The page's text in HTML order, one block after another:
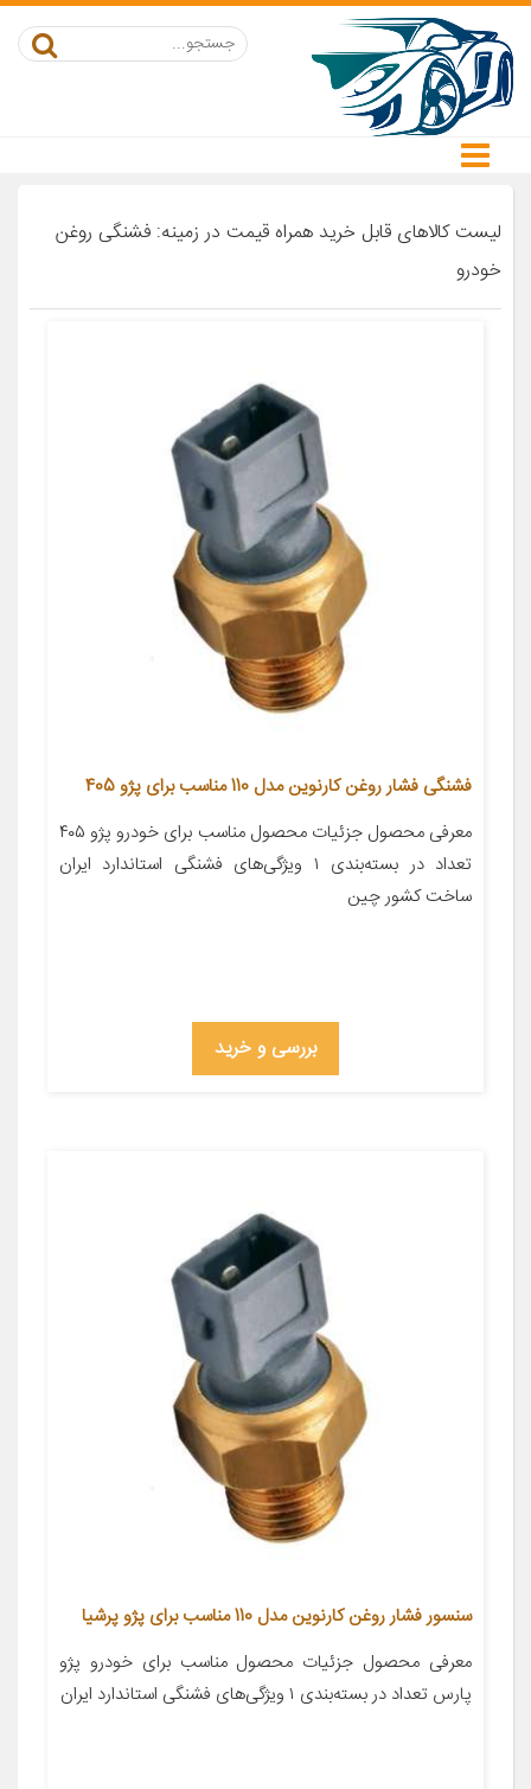
لیست کالاهای قابل خرید همراه قیمت در زمینه: فشنگی روغن
خودرو
فشنگی فشار روغن کارنوین مدل 110 مناسب برای پژو 405
معرفی محصول جزئیات محصول مناسب برای خودرو پژو ۴۰۵
تعداد در بسته‌بندی ۱ ویژگی‌های فشنگی استاندارد ایران
ساخت کشور چین
بررسی و خرید
سنسور فشار روغن کارنوین مدل 110 مناسب برای پژو پرشیا
معرفی محصول جزئیات محصول مناسب برای خودرو پژو
پارس تعداد در بسته‌بندی ۱ ویژگی‌های فشنگی استاندارد ایران